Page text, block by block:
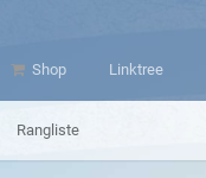
Rangliste
Shop Linktree